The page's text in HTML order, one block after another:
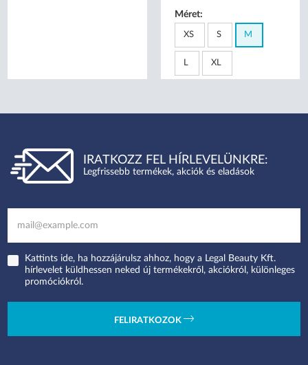
Méret:
XS S M
L XL
IRATKOZZ FEL HÍRLEVELÜNKRE:
Legfrissebb termékek, akciók és eladások
Kattints ide, ha hozzájárulsz ahhoz, hogy a Legal Beauty Kft.
hírlevelet küldhessen neked új termékekről, akciókról, különleges
promóciókról.
FELIRATKOZOK